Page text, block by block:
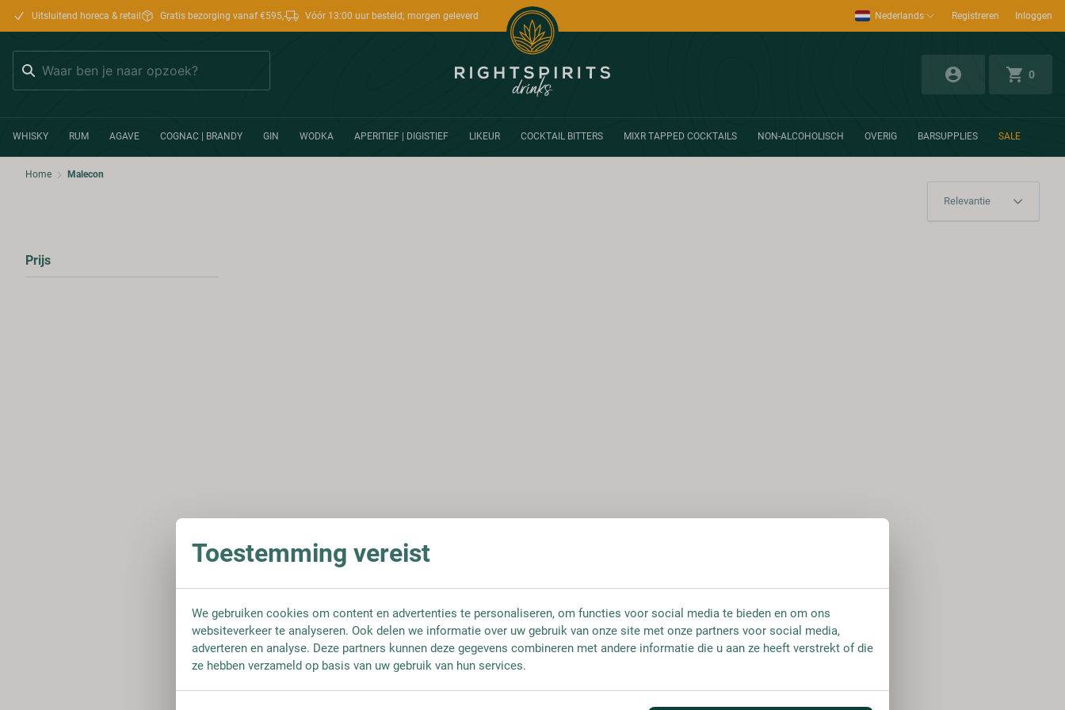
Uitsluitend horeca & retail Gratis bezorging vanaf €595,- Vóór 13:00 uur besteld; morgen geleverd Nederlands Registreren Inloggen
0
WHISKY RUM AGAVE COGNAC | BRANDY GIN WODKA APERITIEF | DIGISTIEF LIKEUR COCKTAIL BITTERS MIXR TAPPED COCKTAILS NON-ALCOHOLISCH OVERIG BARSUPPLIES SALE
Home Malecon
Prijs
Toestemming vereist
We gebruiken cookies om content en advertenties te personaliseren, om functies voor social media te bieden en om ons
websiteverkeer te analyseren. Ook delen we informatie over uw gebruik van onze site met onze partners voor social media,
adverteren en analyse. Deze partners kunnen deze gegevens combineren met andere informatie die u aan ze heeft verstrekt of die
ze hebben verzameld op basis van uw gebruik van hun services.